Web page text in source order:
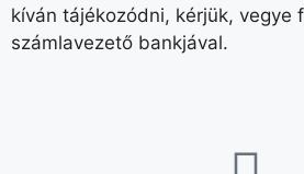
kíván tájékozódni, kérjük, vegye
számlavezető bankjával.